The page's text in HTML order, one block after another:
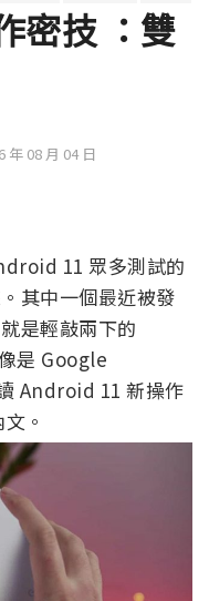
密技 ：雙
年 08 月 04 日
11 眾多測試的
其中一個最近被發
是輕敲兩下的
是 Google
Android 11 新操作
。